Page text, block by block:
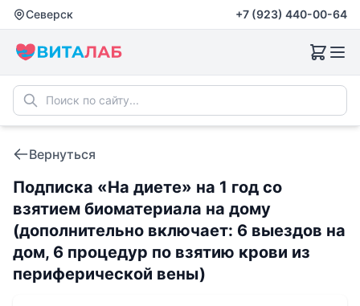
Северск +7 (923) 440-00-64
Вернуться
Подписка «На диете» на 1 год со
взятием биоматериала на дому
(дополнительно включает: 6 выездов на
дом, 6 процедур по взятию крови из
периферической вены)